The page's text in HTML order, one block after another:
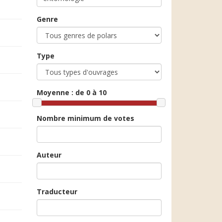
Genre
Type
Moyenne : de 0 à 10
Nombre minimum de votes
Auteur
Traducteur